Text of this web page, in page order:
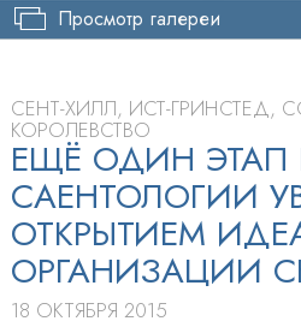
Просмотр галереи
СЕНТ-ХИЛЛ, ИСТ-ГРИНСТЕД,
КОРОЛЕВСТВО
ЕЩЁ ОДИН ЭТАП
САЕНТОЛОГИИ
ОТКРЫТИЕМ
ОРГАНИЗАЦИИ
18 ОКТЯБРЯ 2015